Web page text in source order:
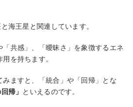
海王星と関連しています。
「共感」、「曖昧さ」を象徴するエネ
を持ちます。
みますと、「統合」や「回帰」とな
帰」 といえるのです。